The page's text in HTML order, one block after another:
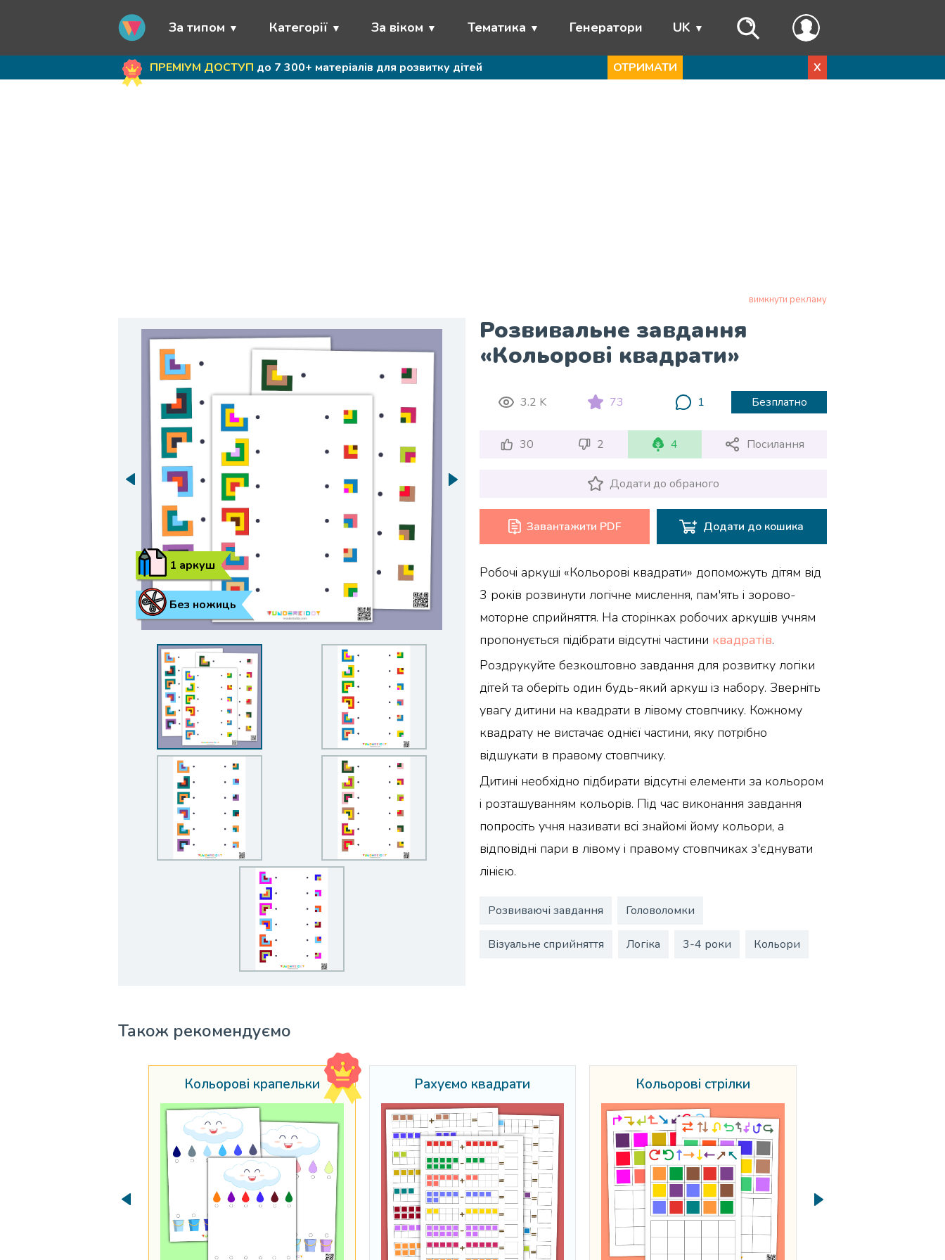
За типом Категорії За віком Тематика Генератори UK
ПРЕМІУМ ДОСТУП до 7 300+ матеріалів для розвитку дітей ОТРИМАТИ X
вимкнути рекламу
Розвивальне завдання
«Кольорові квадрати»
Без ножиць
1 аркуш
3.2 K 73 1 Безплатно
30 2 4 Посилання
Додати до обраного
Завантажити PDF Додати до кошика
Робочі аркуші «Кольорові квадрати» допоможуть дітям від
3 років розвинути логічне мислення, пам'ять і зорово-
моторне сприйняття. На сторінках робочих аркушів учням
пропонується підібрати відсутні частини квадратів.
Роздрукуйте безкоштовно завдання для розвитку логіки
дітей та оберіть один будь-який аркуш із набору. Зверніть
увагу дитини на квадрати в лівому стовпчику. Кожному
квадрату не вистачає однієї частини, яку потрібно
відшукати в правому стовпчику.
Дитині необхідно підбирати відсутні елементи за кольором
і розташуванням кольорів. Під час виконання завдання
попросіть учня називати всі знайомі йому кольори, а
відповідні пари в лівому і правому стовпчиках з'єднувати
лінією.
Розвиваючі завдання Головоломки
Візуальне сприйняття Логіка 3-4 роки Кольори
Також рекомендуємо
Кольорові крапельки Рахуємо квадрати Кольорові стрілки